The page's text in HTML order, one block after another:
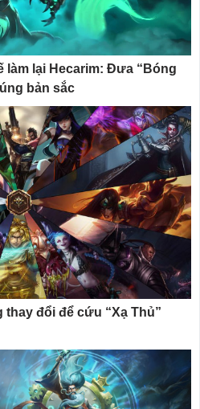
làm lại Hecarim: Đưa “Bóng
bản sắc
thay đổi để cứu “Xạ Thủ”